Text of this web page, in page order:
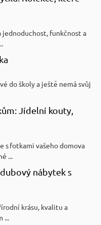
funkčnost a
do školy a ještě nemá svůj
Jídelní kouty,
s fotkami vašeho domova
...
nábytek s
krásu, kvalitu a
...